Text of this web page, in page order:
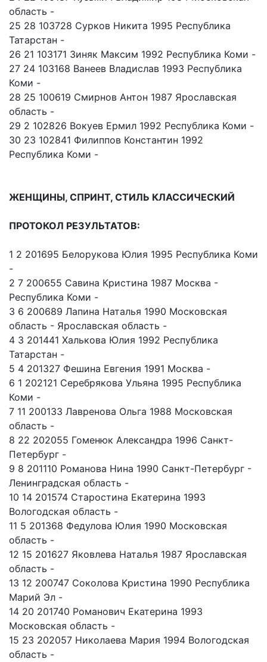
область -
25 28 103728 Сурков Никита 1995 Республика
Татарстан -
26 21 103171 Зиняк Максим 1992 Республика Коми -
27 24 103168 Ванеев Владислав 1993 Республика
Коми -
28 25 100619 Смирнов Антон 1987 Ярославская
область -
29 2 102826 Вокуев Ермил 1992 Республика Коми -
30 23 102841 Филиппов Константин 1992
Республика Коми -
ЖЕНЩИНЫ, СПРИНТ, СТИЛЬ КЛАССИЧЕСКИЙ
ПРОТОКОЛ РЕЗУЛЬТАТОВ:
1 2 201695 Белорукова Юлия 1995 Республика Коми
-
2 7 200655 Савина Кристина 1987 Москва -
Республика Коми -
3 6 200689 Лапина Наталья 1990 Московская
область - Ярославская область -
4 3 201441 Халькова Юлия 1992 Республика
Татарстан -
5 4 201327 Фешина Евгения 1991 Москва -
6 1 202121 Серебрякова Ульяна 1995 Республика
Коми -
7 11 200133 Лавренова Ольга 1988 Московская
область -
8 22 202055 Гоменюк Александра 1996 Санкт-
Петербург -
9 8 201110 Романова Нина 1990 Санкт-Петербург -
Ленинградская область -
10 14 201574 Старостина Екатерина 1993
Вологодская область -
11 5 201368 Федулова Юлия 1990 Московская
область -
12 15 201627 Яковлева Наталья 1987 Ярославская
область -
13 12 200747 Соколова Кристина 1990 Республика
Марий Эл -
14 20 201740 Романович Екатерина 1993
Московская область -
15 23 202057 Николаева Мария 1994 Вологодская
область -